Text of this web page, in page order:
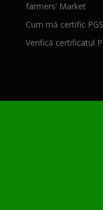
farmers’ Market
Cum mă certific
Verifică certificatul